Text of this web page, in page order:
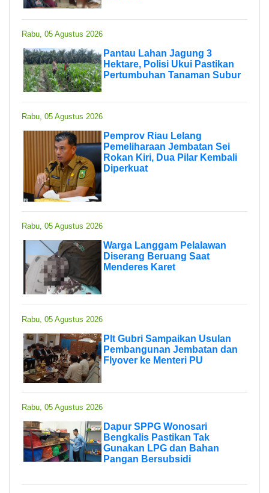
Rabu, 05 Agustus 2026
Pantau Lahan Jagung 3
Hektare, Polisi Ukui Pastikan
Pertumbuhan Tanaman Subur
Rabu, 05 Agustus 2026
Pemprov Riau Lelang
Pemeliharaan Jembatan Sei
Rokan Kiri, Dua Pilar Kembali
Diperkuat
Rabu, 05 Agustus 2026
Warga Langgam Pelalawan
Diserang Beruang Saat
Menderes Karet
Rabu, 05 Agustus 2026
Plt Gubri Sampaikan Usulan
Pembangunan Jembatan dan
Flyover ke Menteri PU
Rabu, 05 Agustus 2026
Dapur SPPG Wonosari
Bengkalis Pastikan Tak
Gunakan LPG dan Bahan
Pangan Bersubsidi